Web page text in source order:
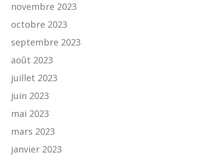
novembre 2023
octobre 2023
septembre 2023
août 2023
juillet 2023
juin 2023
mai 2023
mars 2023
janvier 2023